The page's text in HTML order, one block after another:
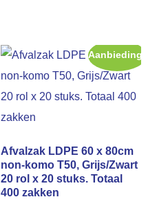
Aanbieding!
Afvalzak LDPE 60 x 80cm
non-komo T50, Grijs/Zwart
20 rol x 20 stuks. Totaal
400 zakken